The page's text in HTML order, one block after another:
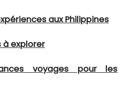
aux Philippines
à explorer
voyages pour les